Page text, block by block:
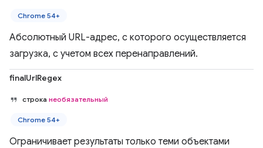
Chrome 54+
Абсолютный URL-адрес, с которого осуществляется
загрузка, с учетом всех перенаправлений.
finalUrlRegex
строка необязательный
Chrome 54+
Ограничивает результаты только теми объектами